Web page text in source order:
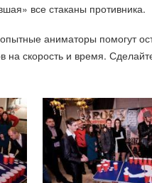
все стаканы противника.
аниматоры помогут
на скорость и время.